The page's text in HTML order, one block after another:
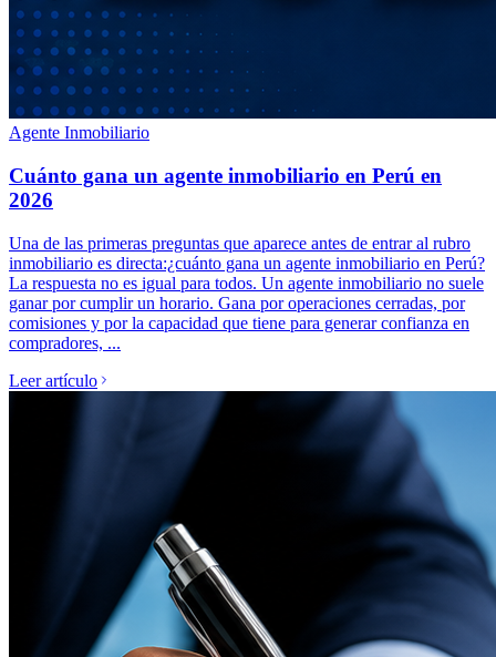
Agente Inmobiliario
Cuánto gana un agente inmobiliario en Perú en
2026
Una de las primeras preguntas que aparece antes de entrar al rubro
inmobiliario es directa:¿cuánto gana un agente inmobiliario en Perú?
La respuesta no es igual para todos. Un agente inmobiliario no suele
ganar por cumplir un horario. Gana por operaciones cerradas, por
comisiones y por la capacidad que tiene para generar confianza en
compradores, ...
Leer artículo